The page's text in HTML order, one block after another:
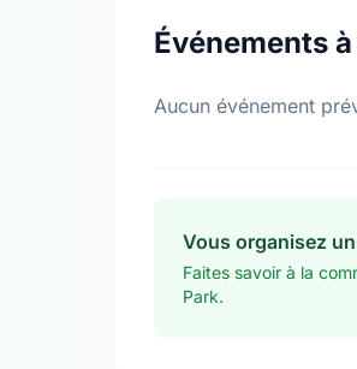
Événements
Aucun événement
Vous organisez
Faites savoir à la
Park.